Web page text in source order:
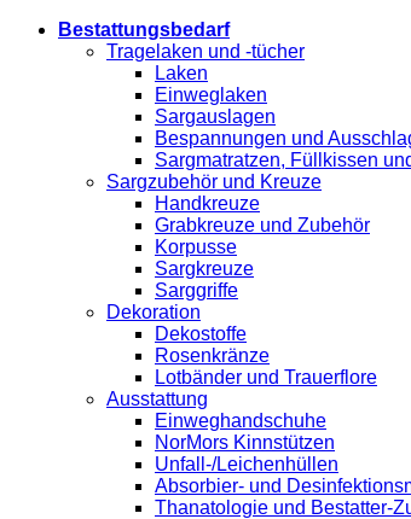
Bestattungsbedarf
Tragelaken und -tücher
Laken
Einweglaken
Sargauslagen
Bespannungen und
Sargmatratzen, Füllkissen
Sargzubehör und Kreuze
Handkreuze
Grabkreuze und Zubehör
Korpusse
Sargkreuze
Sarggriffe
Dekoration
Dekostoffe
Rosenkränze
Lotbänder und Trauerflore
Ausstattung
Einweghandschuhe
NorMors Kinnstützen
Unfall-/Leichenhüllen
Absorbier- und
Thanatologie und Bestatter-